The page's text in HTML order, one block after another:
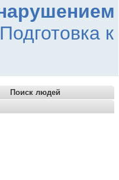
к
Поиск людей